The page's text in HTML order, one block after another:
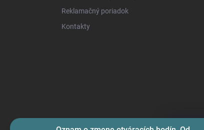
Reklamačný poriadok
Kontakty